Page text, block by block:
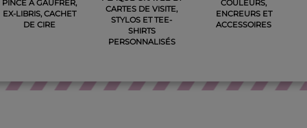
PINCE À GAUFRER,
EX-LIBRIS, CACHET
DE CIRE
CARTES DE VISITE,
STYLOS ET TEE-
SHIRTS
PERSONNALISÉS
COULEURS,
ENCREURS ET
ACCESSOIRES
EN BOIS